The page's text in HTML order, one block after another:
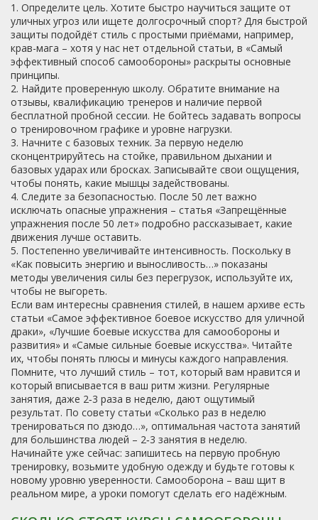
1. Определите цель. Хотите быстро научиться защите от
уличных угроз или ищете долгосрочный спорт? Для быстрой
защиты подойдёт стиль с простыми приёмами, например,
крав-мага – хотя у нас нет отдельной статьи, в «Самый
эффективный способ самообороны» раскрыты основные
принципы.
2. Найдите проверенную школу. Обратите внимание на
отзывы, квалификацию тренеров и наличие первой
бесплатной пробной сессии. Не бойтесь задавать вопросы
о тренировочном графике и уровне нагрузки.
3. Начните с базовых техник. За первую неделю
сконцентрируйтесь на стойке, правильном дыхании и
базовых ударах или бросках. Записывайте свои ощущения,
чтобы понять, какие мышцы задействованы.
4. Следите за безопасностью. После 50 лет важно
исключать опасные упражнения – статья «Запрещённые
упражнения после 50 лет» подробно рассказывает, какие
движения лучше оставить.
5. Постепенно увеличивайте интенсивность. Поскольку в
«Как повысить энергию и выносливость…» показаны
методы увеличения силы без перегрузок, используйте их,
чтобы не выгореть.
Если вам интересны сравнения стилей, в нашем архиве есть
статьи «Самое эффективное боевое искусство для уличной
драки», «Лучшие боевые искусства для самообороны и
развития» и «Самые сильные боевые искусства». Читайте
их, чтобы понять плюсы и минусы каждого направления.
Помните, что лучший стиль – тот, который вам нравится и
который вписывается в ваш ритм жизни. Регулярные
занятия, даже 2‑3 раза в неделю, дают ощутимый
результат. По совету статьи «Сколько раз в неделю
тренироваться по дзюдо…», оптимальная частота занятий
для большинства людей – 2‑3 занятия в неделю.
Начинайте уже сейчас: запишитесь на первую пробную
тренировку, возьмите удобную одежду и будьте готовы к
новому уровню уверенности. Самооборона – ваш щит в
реальном мире, а уроки помогут сделать его надёжным.